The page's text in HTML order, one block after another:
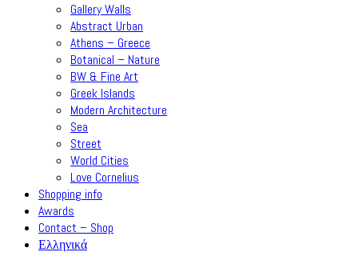
Gallery Walls
Abstract Urban
Athens – Greece
Botanical – Nature
BW & Fine Art
Greek Islands
Modern Architecture
Sea
Street
World Cities
Love Cornelius
Shopping info
Awards
Contact – Shop
Ελληνικά